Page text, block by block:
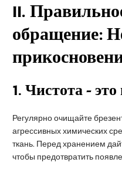
II.
обращение:
1.Чистота - это
Регулярно очищайте
агрессивных химических
ткань. Перед хранением
чтобы предотвратить